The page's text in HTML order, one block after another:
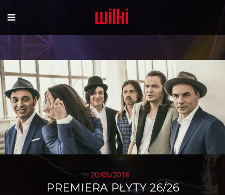
20/05/2018
PREMIERA PŁYTY 26/26